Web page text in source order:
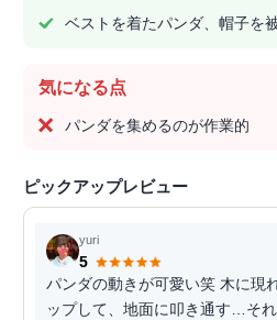
ベストを着たパンダ、帽子を
気になる点
パンダを集めるのが作業的
ピックアップレビュー
yuri
5
パンダの動きが可愛い笑 木に現
ップして、地面に叩き通す…そ